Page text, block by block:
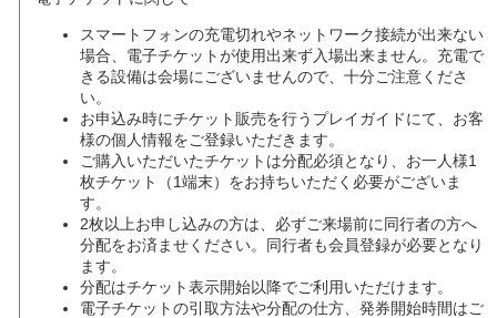
スマートフォンの充電切れやネットワーク接続が出来ない
場合、電子チケットが使用出来ず入場出来ません。充電で
きる設備は会場にございませんので、十分ご注意くださ
い。
お申込み時にチケット販売を行うプレイガイドにて、お客
様の個人情報をご登録いただきます。
ご購入いただいたチケットは分配必須となり、お⼀⼈様1
枚チケット（1端末）をお持ちいただく必要がございま
す。
2枚以上お申し込みの⽅は、必ずご来場前に同⾏者の⽅へ
分配をお済ませください。同行者も会員登録が必要となり
ます。
分配はチケット表示開始以降でご利用いただけます。
電子チケットの引取方法や分配の仕方、発券開始時間はご